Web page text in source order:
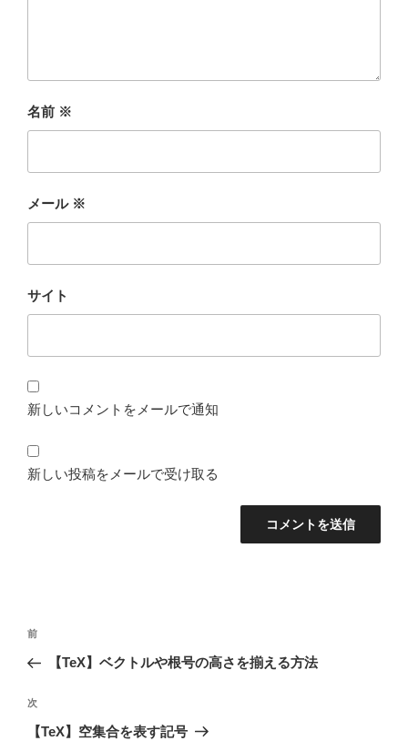
名前 ※
メール ※
サイト
新しいコメントをメールで通知
新しい投稿をメールで受け取る
投
ナ
ビ
ゲ
前
の
稿
前
【TeX】ベクトルや根号の高さを揃える方法
次
の
次
【TeX】空集合を表す記号